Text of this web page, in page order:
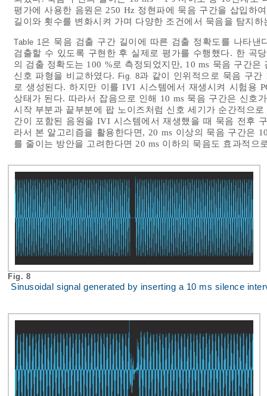
평가에 사용한 음원은 250 Hz 정현파에 묵음 구간을 삽입하
길이와 횟수를 변화시켜 가며 다양한 조건에서 묵음을 탐지하
Table 1은 묵음 검출 구간 길이에 따른 검출 정확도를 나타
검출할 수 있도록 구현한 후 실제로 평가를 수행했다. 한 곡
의 검출 정확도는 100 %로 측정되었지만, 10 ms 묵음 구간
신호 파형을 비교하였다. Fig. 8과 같이 인위적으로 묵음 구간
로 생성된다. 하지만 이를 IVI 시스템에서 재생시켜 시험용
상태가 된다. 따라서 잡음으로 인해 10 ms 묵음 구간은 신호
시작 부분과 끝부분에 팝 노이즈처럼 신호 세기가 순간적으
간이 포함된 음원을 IVI 시스템에서 재생했을 때 묵음 전후
라서 본 알고리즘을 활용한다면, 20 ms 이상의 묵음 구간은
를 줄이는 방안을 고려한다면 20 ms 이하의 묵음도 효과적으
Fig. 8
Sinusoidal signal generated by inserting a 10 ms silence